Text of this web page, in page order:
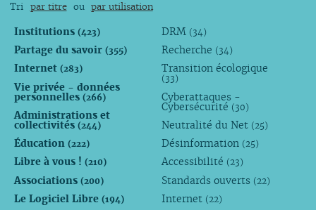
Tri par titre ou par utilisation
Institutions (423)
Partage du savoir (355)
Internet (283)
Vie privée - données
personnelles (266)
Administrations et
collectivités (244)
Éducation (222)
Libre à vous ! (210)
Associations (200)
Le Logiciel Libre (194)
DRM (34)
Recherche (34)
Transition écologique
(33)
Cyberattaques -
Cybersécurité (30)
Neutralité du Net (25)
Désinformation (25)
Accessibilité (23)
Standards ouverts (22)
Internet (22)